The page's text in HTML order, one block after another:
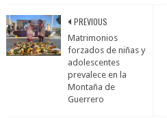
PREVIOUS
Matrimonios
forzados de niñas y
adolescentes
prevalece en la
Montaña de
Guerrero